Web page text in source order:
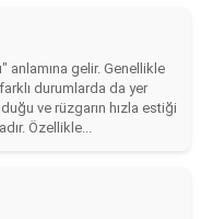
anlamına gelir. Genellikle
durumlarda da yer
ve rüzgarın hızla estiği
Özellikle...